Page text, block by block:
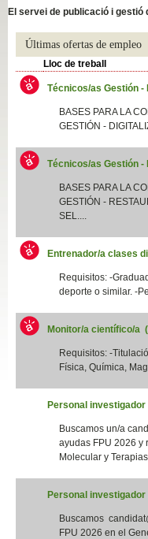
El servei de publicació i
Últimas ofertas de empleo
Lloc de treball
Técnicos/as Gestión -
BASES PARA LA
GESTIÓN -
Técnicos/as Gestión -
BASES PARA LA
GESTIÓN -
SEL....
Entrenador/a clases
Requisitos: -
deporte o similar. -
Monitor/a científico/a
Requisitos: -
Física, Química,
Personal
Buscamos un/a
ayudas FPU 2026 y
Molecular y
Personal
Buscamos
FPU 2026 en el